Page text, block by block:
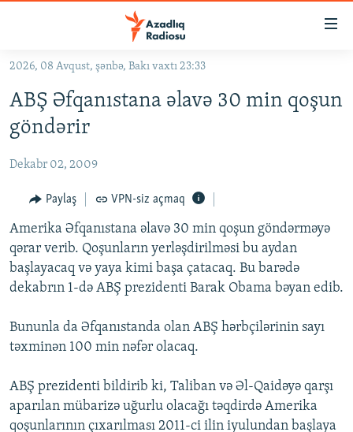
Əsas
qayıt
Əsas
naviqasiyaya
qayıt
#İZAHLA
KORRUPSIOMETR
#ƏSLINDƏ
FƏRQƏ BAX
QANUNI DOĞRU
ARAŞDIRMA
MULTIMEDIA
FOTOQALEREYA
KARIKATURA
OXU ZALI
İSLAM VƏ DEMOKRATIYA
İZ - MƏDƏNIYYƏT PROQRAMI
HAQQIMIZDA
PEŞƏ ETIKASI VƏ JURNALISTIKA STANDARTLARIMIZ
MATERIALLARIMIZDAN ISTIFADƏ
BIZI IZLƏ
2026, 08 Avqust, şənbə, Bakı vaxtı 23:33
ABŞ Əfqanıstana əlavə 30 min qoşun
göndərir
Dekabr 02, 2009
Paylaş VPN-siz açmaq
Amerika Əfqanıstana əlavə 30 min qoşun göndərməyə
qərar verib. Qoşunların yerləşdirilməsi bu aydan
başlayacaq və yaya kimi başa çatacaq. Bu barədə
dekabrın 1-də ABŞ prezidenti Barak Obama bəyan edib.
Bununla da Əfqanıstanda olan ABŞ hərbçilərinin sayı
təxminən 100 min nəfər olacaq.
ABŞ prezidenti bildirib ki, Taliban və Əl-Qaidəyə qarşı
aparılan mübarizə uğurlu olacağı təqdirdə Amerika
qoşunlarının çıxarılması 2011-ci ilin iyulundan başlaya